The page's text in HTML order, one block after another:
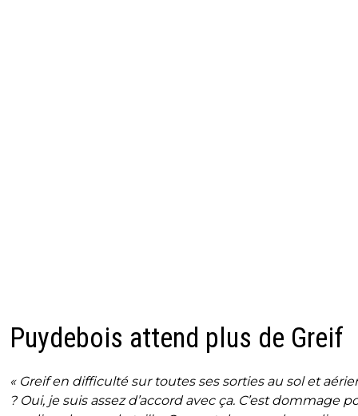
Puydebois attend plus de Greif
« Greif en difficulté sur toutes ses sorties au sol et
? Oui, je suis assez d’accord avec ça. C’est dommage